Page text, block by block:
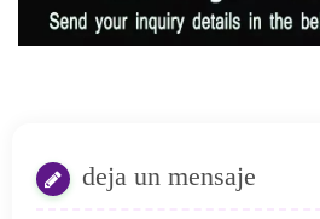
deja un mensaje